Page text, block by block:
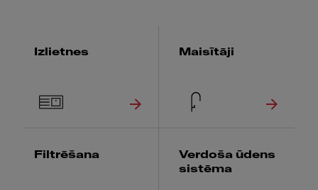
Izlietnes Maisītāji
Filtrēšana
Verdoša ūdens
sistēma